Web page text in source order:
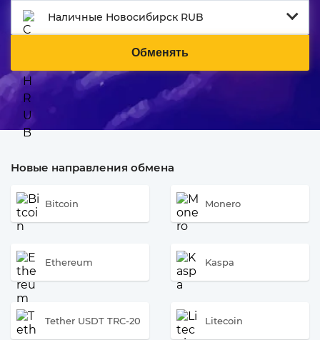
Наличные Новосибирск RUB
Обменять
Новые направления обмена
Bitcoin Monero
Ethereum Kaspa
Tether USDT TRC-20 Litecoin